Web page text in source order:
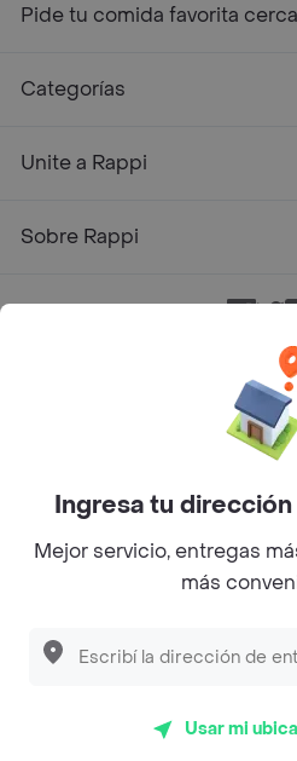
Pide tu comida favorita
Categorías
Unite a Rappi
Sobre Rappi
Rappi Inc. All
Ingresa tu
Mejor servicio, entregas
más
Usar mi